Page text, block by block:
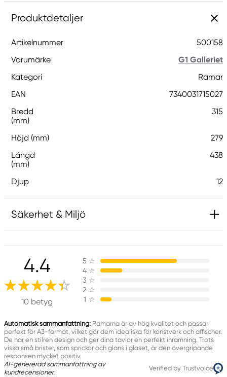
Produktdetaljer
Artikelnummer
500158
Varumärke
G1 Galleriet
Kategori
Ramar
EAN
7340031715027
Bredd
(mm)
315
Höjd (mm)
279
Längd
(mm)
438
Djup 12
Säkerhet & Miljö
Ansvarig EU
G1 Galleriet
Galleri1 AB
Ringvägen 40
614 31 Söderköping, Sweden
0121-344 20
4.4
10 betyg
5 ☆
4 ☆
3 ☆
2 ☆
1 ☆
Automatisk sammanfattning: Ramarna är av hög kvalitet och passar
perfekt för A3-format, vilket gör dem idealiska för konstverk och affischer.
De har en stilren design och ger dina tavlor en perfekt inramning. Trots
vissa små brister, som sprickor och glans i glaset, är den övergripande
responsen mycket positiv.
AI-genererad sammanfattning av
kundrecensioner.
Verified by Trustvoice